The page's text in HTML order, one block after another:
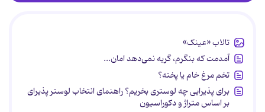
تالاب «عینک»
آمدمت که بنگرم، گریه نمی‌دهد امان...
تخم مرغ خام یا پخته؟
برای پذیرایی چه لوستری بخریم؟ راهنمای انتخاب لوستر پذیرای
بر اساس متراژ و دکوراسیون